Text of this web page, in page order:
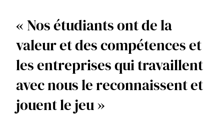
« Nos étudiants ont de la
valeur et des compétences et
les entreprises qui travaillent
avec nous le reconnaissent et
jouent le jeu »